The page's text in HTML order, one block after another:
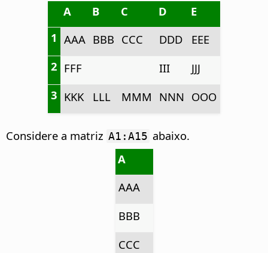
A
B C D
E
1 AAA BBB CCC DDD
EEE
2 FFF III
JJJ
3 KKK LLL MMM NNN OOO
Considere a matriz A1:A15 abaixo.
A
AAA
BBB
CCC